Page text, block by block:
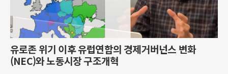
유로존 위기 이후 유럽연합의 경제거버넌스 변화
(NEC)와 노동시장 구조개혁